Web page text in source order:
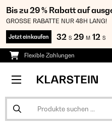
Bis zu 29 % Rabatt auf
GROSSE RABATTE NUR 48H LANG!
Jetzt einkaufen 32 S 29 M 12 S
Flexible Zahlungen